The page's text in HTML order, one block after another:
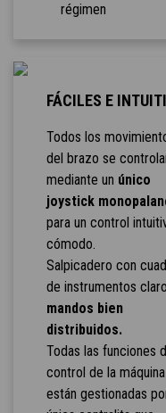
régimen
FÁCILES E
Todos los
del brazo se
mediante un único
joystick
para un control
cómodo.
Salpicadero con
de instrumentos
mandos bien
distribuidos.
Todas las funciones
control de la máquina
están gestionadas